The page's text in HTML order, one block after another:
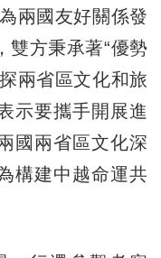
兩國友好關係發
雙方秉承著“優勢
兩省區文化和旅
示要攜手開展進
國兩省區文化深
構建中越命運共